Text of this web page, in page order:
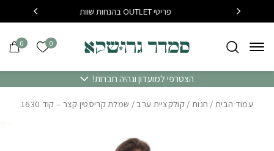
Skip to Content פריטי OUTLET בהנחות שוות
0 הרשימה
0
הצטרפי למועדון ונהיה חברות!
עמוד הבית/ חנות / קולקציית ערב/ שמלת קריסטין קצר – קוד 1630
בחזרה למעלה